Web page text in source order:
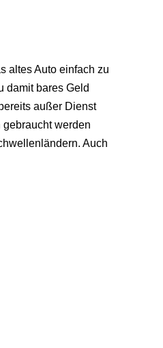
altes Auto einfach zu
damit bares Geld
außer Dienst
werden
Auch